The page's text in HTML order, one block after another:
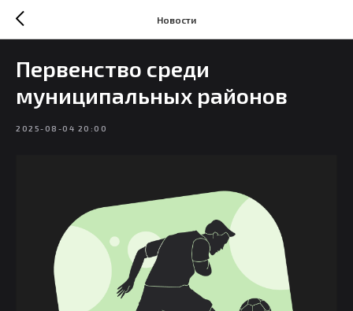
Новости
Первенство среди
муниципальных районов
2025-08-04 20:00